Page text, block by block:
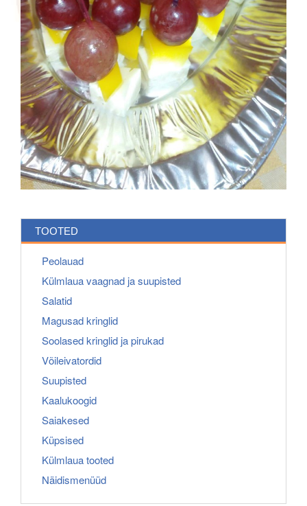
TOOTED
Peolauad
Külmlaua vaagnad ja suupisted
Salatid
Magusad kringlid
Soolased kringlid ja pirukad
Võileivatordid
Suupisted
Kaalukoogid
Saiakesed
Küpsised
Külmlaua tooted
Näidismenüüd